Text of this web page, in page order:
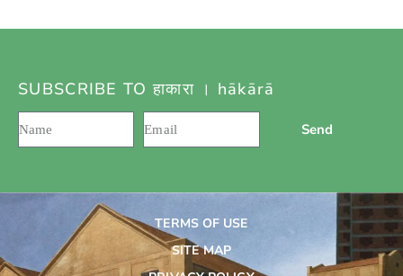
SUBSCRIBE TO हाकारा । hākārā
Send
TERMS OF USE
SITE MAP